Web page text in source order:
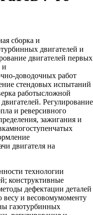
сборка и
двигателей и
двигателей первых
и
доводочных работ
стендовых испытаний
работысложной
Регулирование
и реверсивного
зажигания и
двигателя на
технологии
конструктивные
дефектации деталей
весу и весовомумоменту
газотурбинных